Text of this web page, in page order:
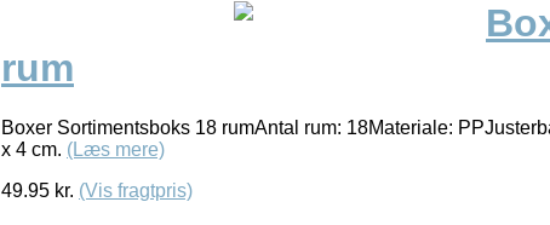
rum
Boxer Sortimentsboks 18 rumAntal rum: 18Materiale:
x 4 cm. (Læs mere)
49.95 kr. (Vis fragtpris)